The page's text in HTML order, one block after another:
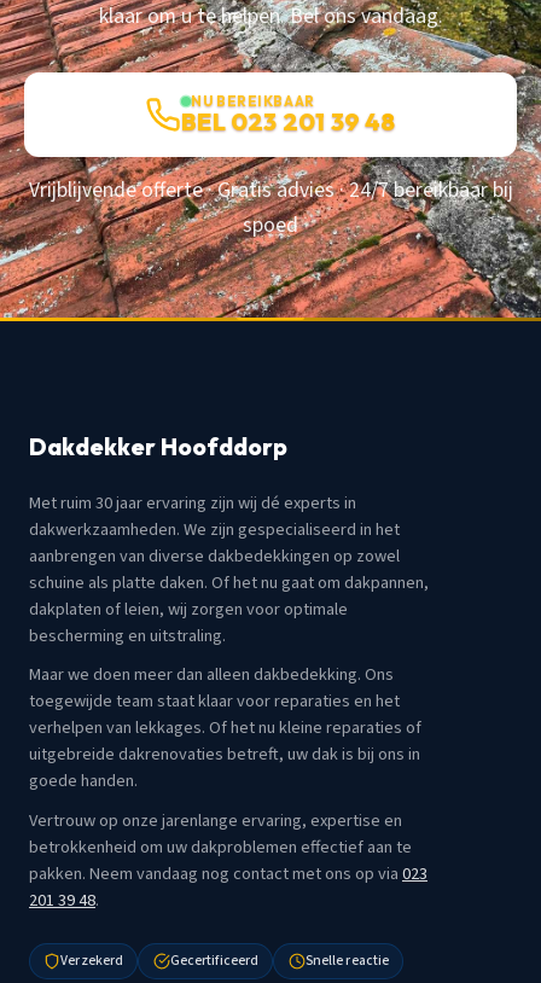
klaar om u te helpen. Bel ons vandaag.
NU BEREIKBAAR
BEL 023 201 39 48
Vrijblijvende offerte · Gratis advies · 24/7 bereikbaar bij
spoed
Dakdekker Hoofddorp
Met ruim 30 jaar ervaring zijn wij dé experts in
dakwerkzaamheden. We zijn gespecialiseerd in het
aanbrengen van diverse dakbedekkingen op zowel
schuine als platte daken. Of het nu gaat om dakpannen,
dakplaten of leien, wij zorgen voor optimale
bescherming en uitstraling.
Maar we doen meer dan alleen dakbedekking. Ons
toegewijde team staat klaar voor reparaties en het
verhelpen van lekkages. Of het nu kleine reparaties of
uitgebreide dakrenovaties betreft, uw dak is bij ons in
goede handen.
Vertrouw op onze jarenlange ervaring, expertise en
betrokkenheid om uw dakproblemen effectief aan te
pakken. Neem vandaag nog contact met ons op via023
201 39 48.
Verzekerd Gecertificeerd Snelle reactie